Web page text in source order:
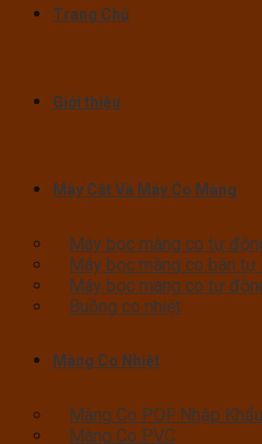
Trang Chủ
Giới thiệu
Máy Cắt Và Máy Co Màng
Máy bọc màng co tự
Máy bọc màng co bán tự
Máy bọc màng co tự
Buồng co nhiệt
Màng Co Nhiệt
Màng Co POF Nhập Khẩu
Màng Co PVC